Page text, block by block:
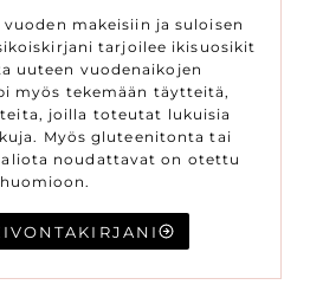
makeisiin ja suloisen
tarjoilee ikisuosikit
uuteen vuodenaikojen
myös tekemään täytteitä,
joilla toteutat lukuisia
Myös gluteenitonta tai
noudattavat on otettu
huomioon.